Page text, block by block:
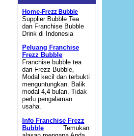
Home-Frezz Bubble
Supplier Bubble Tea
dan Franchise Bubble
Drink di Indonesia
Peluang Franchise
Frezz Bubble
Franchise bubble tea
dari Frezz Bubble,
Modal kecil dan terbukti
menguntungkan. Balik
modal 4,4 bulan. Tidak
perlu pengalaman
usaha.
Info Franchise Frezz
Bubble Temukan